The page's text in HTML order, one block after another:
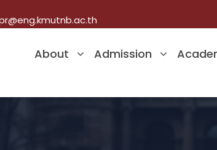
About Admission